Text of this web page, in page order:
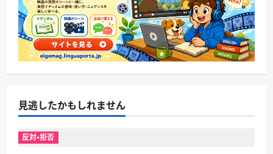
見逃したかもしれません
反対・拒否